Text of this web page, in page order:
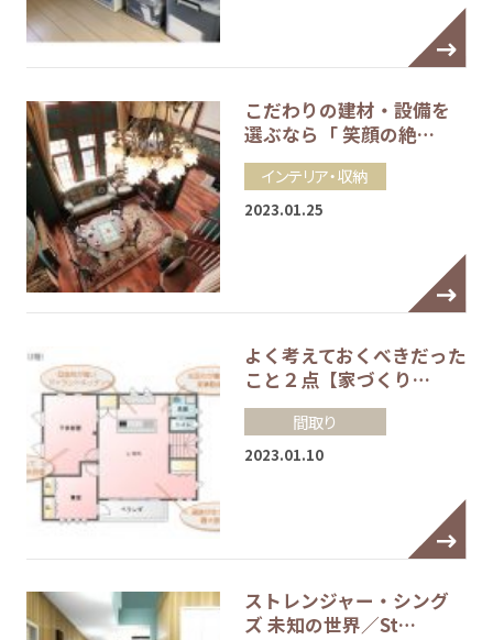
こだわりの建材・設備を
選ぶなら「 笑顔の絶…
インテリア・収納
2023.01.25
よく考えておくべきだった
こと２点【家づくり…
間取り
2023.01.10
ストレンジャー・シング
ズ 未知の世界／St…